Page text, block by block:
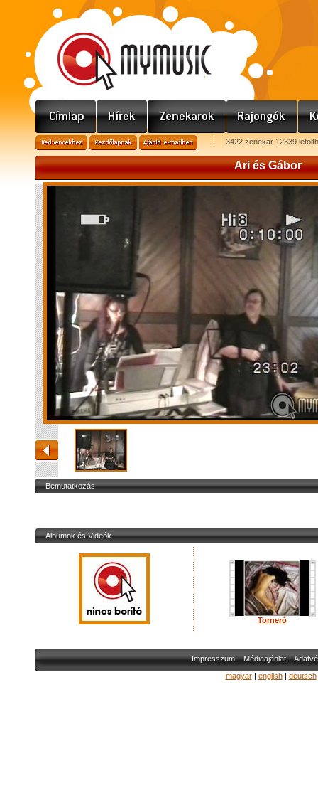
3422 zenekar 12339
Ari és Gábor
Bemutatkozás
Albumok és Videók
Torneró
Impresszum Médiaajánlat
magyar| english| deutsch